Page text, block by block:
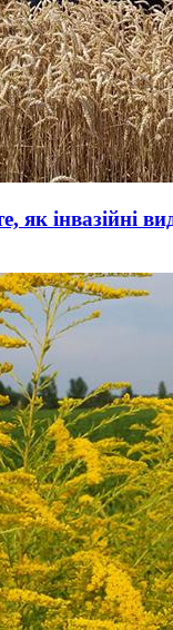
як інвазійні